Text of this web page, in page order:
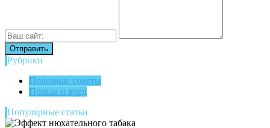
Рубрики
Полезные советы
Польза и вред
Популярные статьи